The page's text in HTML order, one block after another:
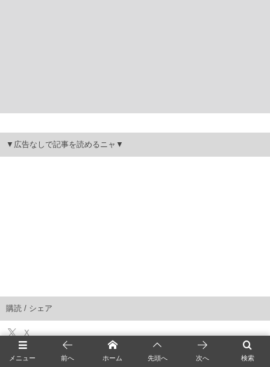
▼広告なしで記事を読めるニャ▼
購読 / シェア
X
Facebook
Instagram